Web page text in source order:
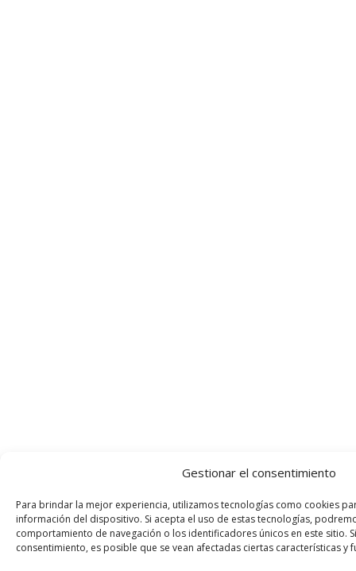
Gestionar el consentimiento
Para brindar la mejor experiencia, utilizamos tecnologías como cookies
información del dispositivo. Si acepta el uso de estas tecnologías,
comportamiento de navegación o los identificadores únicos en este sitio.
consentimiento, es posible que se vean afectadas ciertas características y